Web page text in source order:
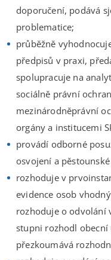
doporučení, podává
problematice;
průběžně
předpisů v praxi,
spolupracuje na
sociálně právní
mezinárodněprávní
orgány a institucemi
provádí odborné
osvojení a pěstounské
rozhoduje v
evidence osob
rozhoduje o odvolání
stupni rozhodl
přezkoumává